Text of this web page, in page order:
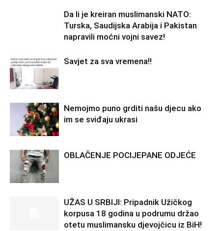
Da li je kreiran muslimanski NATO:
Turska, Saudijska Arabija i Pakistan
napravili moćni vojni savez!
Savjet za sva vremena!!
Nemojmo puno grditi našu djecu ako
im se sviđaju ukrasi
OBLAČENJE POCIJEPANE ODJEĆE
UŽAS U SRBIJI: Pripadnik Užičkog
korpusa 18 godina u podrumu držao
otetu muslimansku djevojčicu iz BiH!